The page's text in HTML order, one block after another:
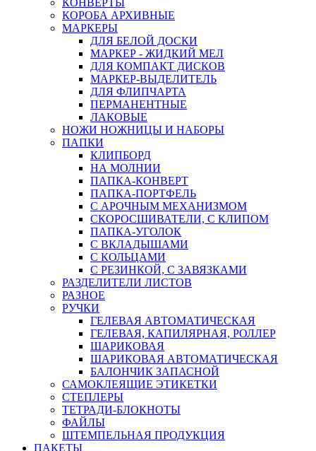
КОНВЕРТЫ
КОРОБА АРХИВНЫЕ
МАРКЕРЫ
ДЛЯ БЕЛОЙ ДОСКИ
МАРКЕР - ЖИДКИЙ МЕЛ
ДЛЯ КОМПАКТ ДИСКОВ
МАРКЕР-ВЫДЕЛИТЕЛЬ
ДЛЯ ФЛИПЧАРТА
ПЕРМАНЕНТНЫЕ
ЛАКОВЫЕ
НОЖИ НОЖНИЦЫ И НАБОРЫ
ПАПКИ
КЛИПБОРД
НА МОЛНИИ
ПАПКА-КОНВЕРТ
ПАПКА-ПОРТФЕЛЬ
С АРОЧНЫМ МЕХАНИЗМОМ
СКОРОСШИВАТЕЛИ, С КЛИПОМ
ПАПКА-УГОЛОК
С ВКЛАДЫШАМИ
С КОЛЬЦАМИ
С РЕЗИНКОЙ, С ЗАВЯЗКАМИ
РАЗДЕЛИТЕЛИ ЛИСТОВ
РАЗНОЕ
РУЧКИ
ГЕЛЕВАЯ АВТОМАТИЧЕСКАЯ
ГЕЛЕВАЯ, КАПИЛЯРНАЯ, РОЛЛЕР
ШАРИКОВАЯ
ШАРИКОВАЯ АВТОМАТИЧЕСКАЯ
БАЛОНЧИК ЗАПАСНОЙ
САМОКЛЕЯЩИЕ ЭТИКЕТКИ
СТЕПЛЕРЫ
ТЕТРАДИ-БЛОКНОТЫ
ФАЙЛЫ
ШТЕМПЕЛЬНАЯ ПРОДУКЦИЯ
ПАКЕТЫ